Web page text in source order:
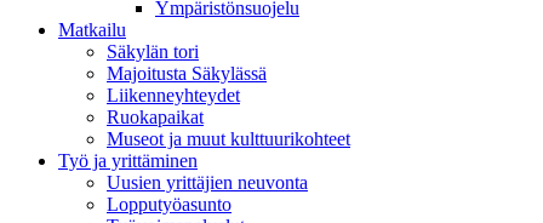
Ympäristönsuojelu
Mat­kailu
Säkylän tori
Majoitusta Säkylässä
Liikenneyhteydet
Ruokapaikat
Museot ja muut kulttuurikohteet
Työ ja yrittä­minen
Uusien yrittäjien neuvonta
Lopputyöasunto